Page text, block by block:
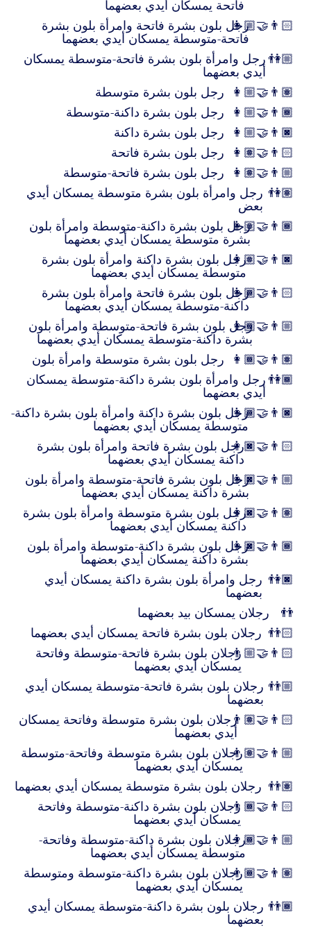
فاتحة يمسكان أيدي بعضهما
👩🏼‍🤝‍👨🏻رجل بلون بشرة فاتحة وامرأة بلون بشرة
فاتحة-متوسطة يمسكان أيدي بعضهما
👫🏼 رجل وامرأة بلون بشرة فاتحة-متوسطة يمسكان
أيدي بعضهما
👩🏼‍🤝‍👨🏽
رجل بلون بشرة متوسطة
👩🏼‍🤝‍👨🏾
رجل بلون بشرة داكنة-متوسطة
👩🏼‍🤝‍👨🏿
رجل بلون بشرة داكنة
👩🏽‍🤝‍👨🏻
رجل بلون بشرة فاتحة
👩🏽‍🤝‍👨🏼
رجل بلون بشرة فاتحة-متوسطة
👫🏽 رجل وامرأة بلون بشرة متوسطة يمسكان أيدي
بعض
👩🏽‍🤝‍👨🏾رجل بلون بشرة داكنة-متوسطة وامرأة بلون
بشرة متوسطة يمسكان أيدي بعضهما
👩🏽‍🤝‍👨🏿رجل بلون بشرة داكنة وامرأة بلون بشرة
متوسطة يمسكان أيدي بعضهما
👩🏾‍🤝‍👨🏻رجل بلون بشرة فاتحة وامرأة بلون بشرة
داكنة-متوسطة يمسكان أيدي بعضهما
👩🏾‍🤝‍👨🏼رجل بلون بشرة فاتحة-متوسطة وامرأة بلون
بشرة داكنة-متوسطة يمسكان أيدي بعضهما
👩🏾‍🤝‍👨🏽
رجل بلون بشرة متوسطة وامرأة بلون
👫🏾 رجل وامرأة بلون بشرة داكنة-متوسطة يمسكان
أيدي بعضهما
👩🏾‍🤝‍👨🏿رجل بلون بشرة داكنة وامرأة بلون بشرة داكنة-
متوسطة يمسكان أيدي بعضهما
👩🏿‍🤝‍👨🏻رجل بلون بشرة فاتحة وامرأة بلون بشرة
داكنة يمسكان أيدي بعضهما
👩🏿‍🤝‍👨🏼رجل بلون بشرة فاتحة-متوسطة وامرأة بلون
بشرة داكنة يمسكان أيدي بعضهما
👩🏿‍🤝‍👨🏽رجل بلون بشرة متوسطة وامرأة بلون بشرة
داكنة يمسكان أيدي بعضهما
👩🏿‍🤝‍👨🏾رجل بلون بشرة داكنة-متوسطة وامرأة بلون
بشرة داكنة يمسكان أيدي بعضهما
👫🏿 رجل وامرأة بلون بشرة داكنة يمسكان أيدي
بعضهما
👬
رجلان يمسكان بيد بعضهما
👬🏻 رجلان بلون بشرة فاتحة يمسكان أيدي بعضهما
👨🏼‍🤝‍👨🏻رجلان بلون بشرة فاتحة-متوسطة وفاتحة
يمسكان أيدي بعضهما
👬🏼 رجلان بلون بشرة فاتحة-متوسطة يمسكان أيدي
بعضهما
👨🏽‍🤝‍👨🏻رجلان بلون بشرة متوسطة وفاتحة يمسكان
أيدي بعضهما
👨🏽‍🤝‍👨🏼رجلان بلون بشرة متوسطة وفاتحة-متوسطة
يمسكان أيدي بعضهما
👬🏽 رجلان بلون بشرة متوسطة يمسكان أيدي بعضهما
👨🏾‍🤝‍👨🏻رجلان بلون بشرة داكنة-متوسطة وفاتحة
يمسكان أيدي بعضهما
👨🏾‍🤝‍👨🏼رجلان بلون بشرة داكنة-متوسطة وفاتحة-
متوسطة يمسكان أيدي بعضهما
👨🏾‍🤝‍👨🏽رجلان بلون بشرة داكنة-متوسطة ومتوسطة
يمسكان أيدي بعضهما
👬🏾 رجلان بلون بشرة داكنة-متوسطة يمسكان أيدي
بعضهما